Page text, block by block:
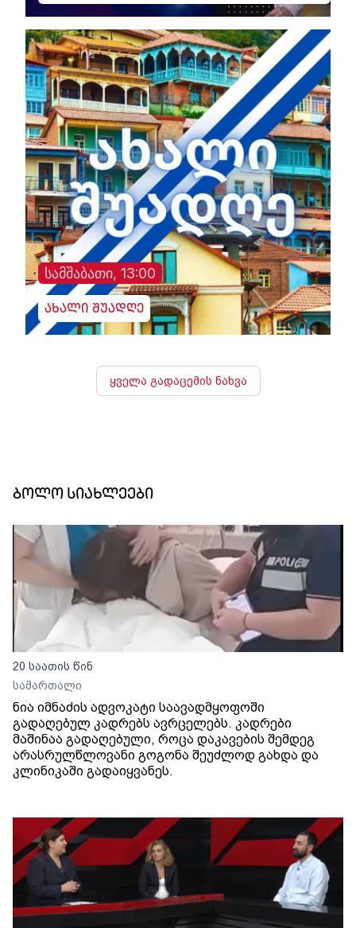
სამშაბათი, 13:00
ახალი შუადღე
ყველა გადაცემის ნახვა
ბოლო სიახლეები
20 საათის წინ
სამართალი
ნია იმნაძის ადვოკატი საავადმყოფოში
გადაღებულ კადრებს ავრცელებს. კადრები
მაშინაა გადაღებული, როცა დაკავების შემდეგ
არასრულწლოვანი გოგონა შეუძლოდ გახდა და
კლინიკაში გადაიყვანეს.